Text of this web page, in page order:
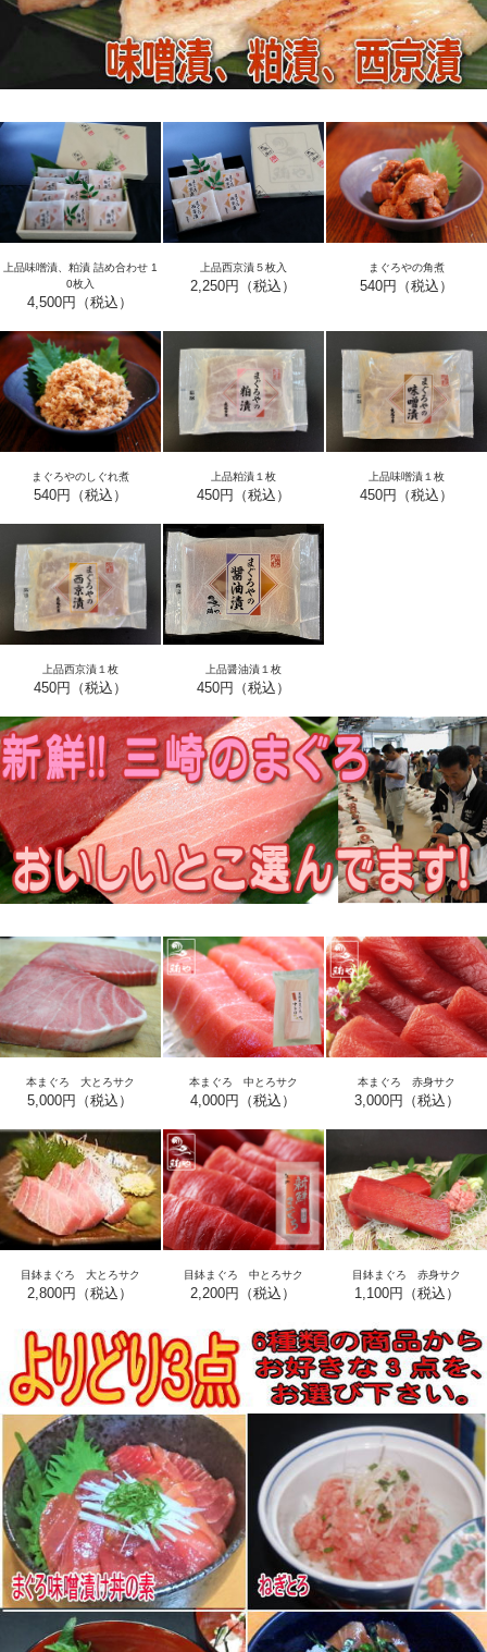
上品味噌漬、粕漬 詰め合わせ 1
0枚入
4,500円（税込）
上品西京漬５枚入
2,250円（税込）
まぐろやの角煮
540円（税込）
まぐろやのしぐれ煮
540円（税込）
上品粕漬１枚
450円（税込）
上品味噌漬１枚
450円（税込）
上品西京漬１枚
450円（税込）
上品醤油漬１枚
450円（税込）
本まぐろ 大とろサク
5,000円（税込）
本まぐろ 中とろサク
4,000円（税込）
本まぐろ 赤身サク
3,000円（税込）
目鉢まぐろ 大とろサク
2,800円（税込）
目鉢まぐろ 中とろサク
2,200円（税込）
目鉢まぐろ 赤身サク
1,100円（税込）